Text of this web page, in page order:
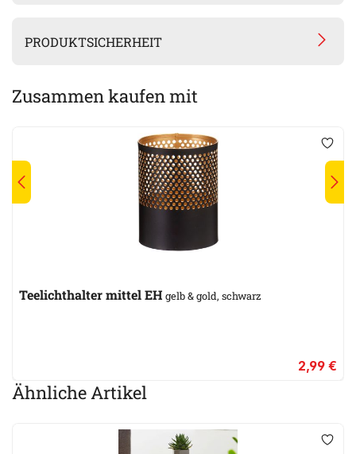
PRODUKTSICHERHEIT
Zusammen kaufen mit
Teelichthalter mittel EH gelb & gold, schwarz
2,99 €
Ähnliche Artikel